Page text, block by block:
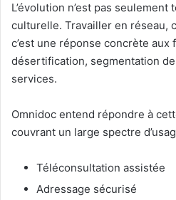
L’évolution n’est pas
culturelle. Travailler en réseau,
c’est une réponse concrète aux
désertification, segmentation
services.
Omnidoc entend répondre à
couvrant un large spectre
Téléconsultation assistée
Adressage sécurisé